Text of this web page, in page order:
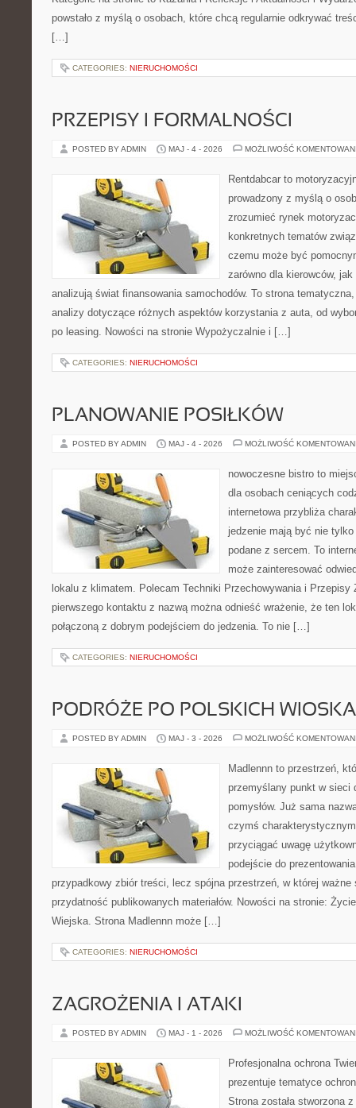
powstało z myślą o osobach, które chcą regularnie odkrywać
[…]
CATEGORIES: NIERUCHOMOŚCI
PRZEPISY I FORMALNOŚCI
POSTED BY ADMIN MAJ - 4 - 2026 MOŻLIWOŚĆ
Rentdabcar to
prowadzony z myślą o
zrozumieć rynek
konkretnych tematów
czemu może być
zarówno dla kierowców,
analizują świat finansowania samochodów. To strona
analizy dotyczące różnych aspektów korzystania z auta, od
po leasing. Nowości na stronie Wypożyczalnie i […]
CATEGORIES: NIERUCHOMOŚCI
PLANOWANIE POSIŁKÓW
POSTED BY ADMIN MAJ - 4 - 2026 MOŻLIWOŚĆ
nowoczesne bistro to
dla osobach ceniących
internetowa przybliża
jedzenie mają być nie
podane z sercem. To
może zainteresować
lokalu z klimatem. Polecam Techniki Przechowywania i Przepisy
pierwszego kontaktu z nazwą można odnieść wrażenie, że ten
połączoną z dobrym podejściem do jedzenia. To nie […]
CATEGORIES: NIERUCHOMOŚCI
PODRÓŻE PO POLSKICH
POSTED BY ADMIN MAJ - 3 - 2026 MOŻLIWOŚĆ
Madlennn to przestrzeń,
przemyślany punkt w sieci
pomysłów. Już sama
czymś
przyciągać uwagę
podejście do
przypadkowy zbiór treści, lecz spójna przestrzeń, w której
przydatność publikowanych materiałów. Nowości na stronie:
Wiejska. Strona Madlennn może […]
CATEGORIES: NIERUCHOMOŚCI
ZAGROŻENIA I ATAKI
POSTED BY ADMIN MAJ - 1 - 2026 MOŻLIWOŚĆ
Profesjonalna ochrona
prezentuje tematyce
Strona została stworzona